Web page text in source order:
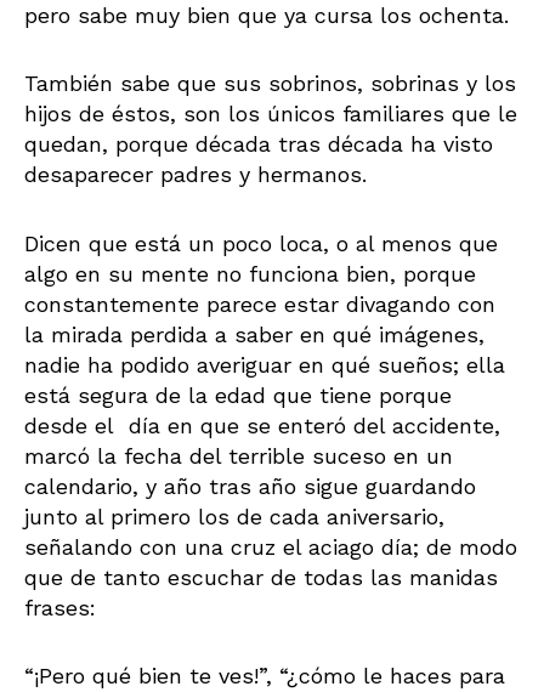
pero sabe muy bien que ya cursa los ochenta.
También sabe que sus sobrinos, sobrinas y los
hijos de éstos, son los únicos familiares que le
quedan, porque década tras década ha visto
desaparecer padres y hermanos.
Dicen que está un poco loca, o al menos que
algo en su mente no funciona bien, porque
constantemente parece estar divagando con
la mirada perdida a saber en qué imágenes,
nadie ha podido averiguar en qué sueños; ella
está segura de la edad que tiene porque
desde el día en que se enteró del accidente,
marcó la fecha del terrible suceso en un
calendario, y año tras año sigue guardando
junto al primero los de cada aniversario,
señalando con una cruz el aciago día; de modo
que de tanto escuchar de todas las manidas
frases:
“¡Pero qué bien te ves!”, “¿cómo le haces para